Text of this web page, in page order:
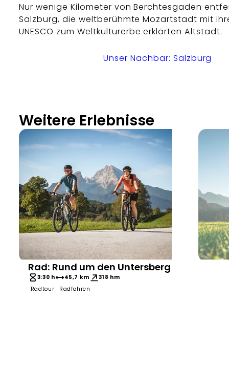
Nur wenige Kilometer von Berchtesgaden
Salzburg, die weltberühmte Mozartstadt mit
UNESCO zum Weltkulturerbe erklärten Altstadt.
Unser Nachbar: Salzburg
Weitere Erlebnisse
Bergerlebnis Berchtesgaden
Rad: Rund um den Untersberg
3:30 h 45,7 km
318 hm
Radtour
Radfahren